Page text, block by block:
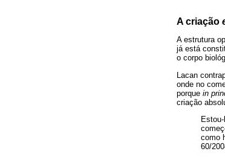
A criação
A estrutura
já está
o corpo
Lacan
onde no
porque in
criação
como
60/